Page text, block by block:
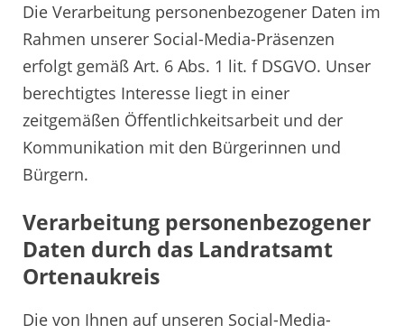
Die Verarbeitung personenbezogener Daten im
Rahmen unserer Social-Media-Präsenzen
erfolgt gemäß Art. 6 Abs. 1 lit. f DSGVO. Unser
berechtigtes Interesse liegt in einer
zeitgemäßen Öffentlichkeitsarbeit und der
Kommunikation mit den Bürgerinnen und
Bürgern.
Verarbeitung personenbezogener
Daten durch das Landratsamt
Ortenaukreis
Die von Ihnen auf unseren Social-Media-